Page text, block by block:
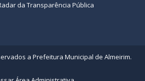
da Transparência Pública
a Prefeitura Municipal de Almeirim.